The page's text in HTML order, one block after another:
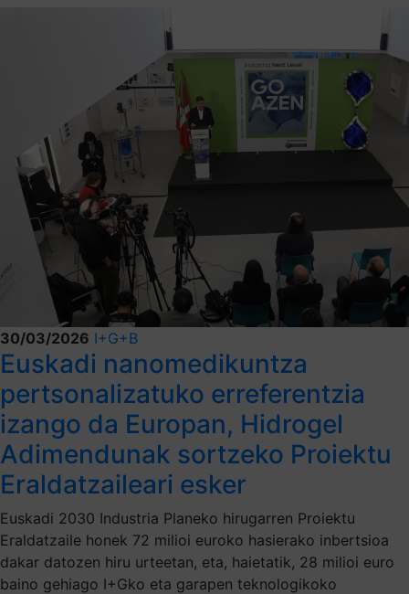
30/03/2026 I+G+B
Euskadi nanomedikuntza
pertsonalizatuko erreferentzia
izango da Europan, Hidrogel
Adimendunak sortzeko Proiektu
Eraldatzaileari esker
Euskadi 2030 Industria Planeko hirugarren Proiektu
Eraldatzaile honek 72 milioi euroko hasierako inbertsioa
dakar datozen hiru urteetan, eta, haietatik, 28 milioi euro
baino gehiago I+Gko eta garapen teknologikoko